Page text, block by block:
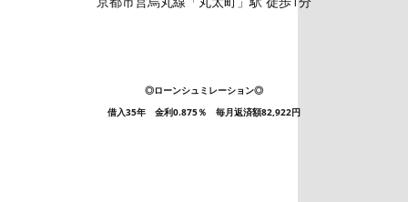
◎ローンシュミレーション◎
借入35年 金利0.875％ 毎月返済額82,922円